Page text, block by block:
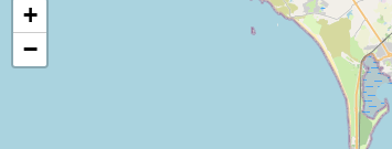
+
−